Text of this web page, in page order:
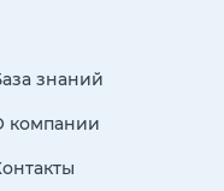
знаний
компании